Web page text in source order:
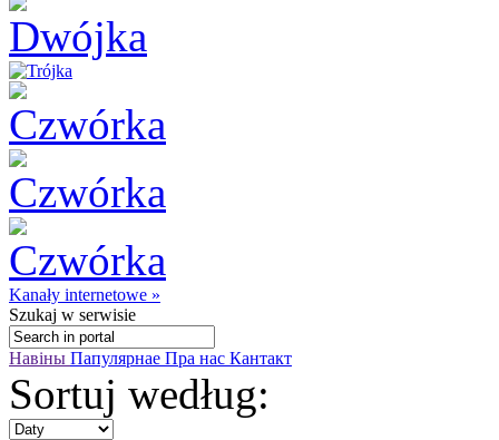
Kanały internetowe »
Szukaj w serwisie
Навіны Папулярнае Пра нас Кантакт
Sortuj według: